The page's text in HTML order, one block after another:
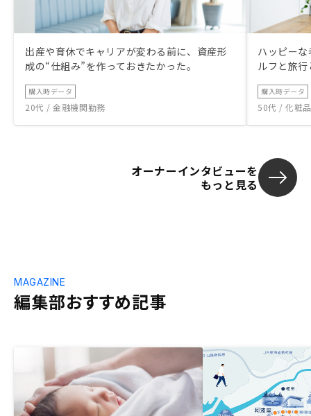
出産や育休でキャリアが変わる前に、資産形
成の“仕組み”を作っておきたかった。
購入時データ
20代 / 金融機関勤務
ハッピー
ルフと旅
購入時データ
50代 / 化粧
オーナーインタビューを
もっと見る
編集部おすすめ記事
MAGAZINE